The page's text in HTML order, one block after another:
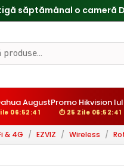
🔥Reduceri de pana
August
06:52:39
Promo Hikvision
⏱ 25 Zile 06:52:39
& 4G / EZVIZ / Wireless /